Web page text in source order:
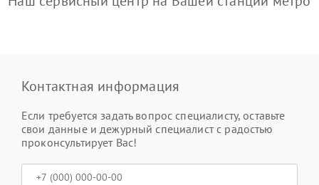
Контактная информация
Если требуется задать вопрос специалисту, оставьте
свои данные и дежурный специалист с радостью
проконсультирует Вас!